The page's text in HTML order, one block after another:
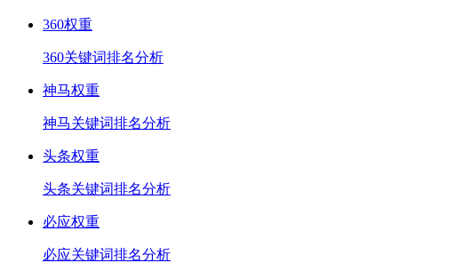
360权重
360关键词排名分析
神马权重
神马关键词排名分析
头条权重
头条关键词排名分析
必应权重
必应关键词排名分析